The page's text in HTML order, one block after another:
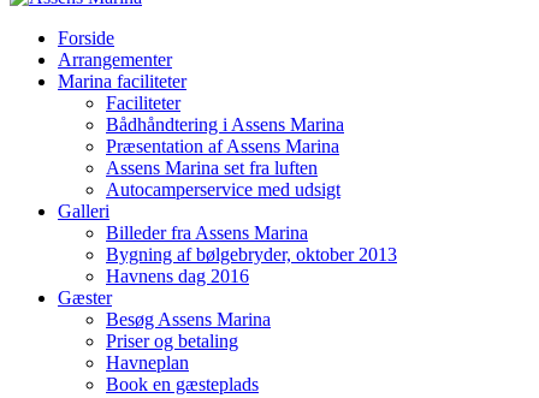
Forside
Arrangementer
Marina faciliteter
Faciliteter
Bådhåndtering i Assens Marina
Præsentation af Assens Marina
Assens Marina set fra luften
Autocamperservice med udsigt
Galleri
Billeder fra Assens Marina
Bygning af bølgebryder, oktober 2013
Havnens dag 2016
Gæster
Besøg Assens Marina
Priser og betaling
Havneplan
Book en gæsteplads